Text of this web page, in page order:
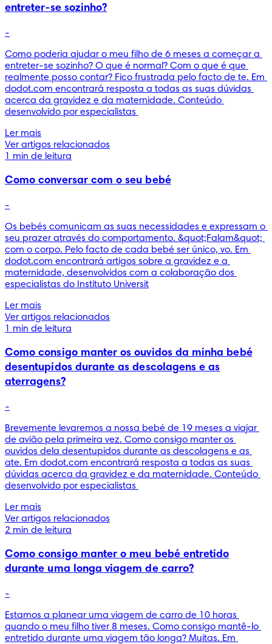
entreter-se sozinho?
-
Como poderia ajudar o meu filho de 6 meses a começar a
entreter-se sozinho? O que é normal? Com o que é que
realmente posso contar? Fico frustrada pelo facto de te. Em
dodot.com encontrará resposta a todas as suas dúvidas
acerca da gravidez e da maternidade. Conteúdo
desenvolvido por especialistas
Ler mais
Ver artigos relacionados
1 min de leitura
Como conversar com o seu bebé
-
Os bebés comunicam as suas necessidades e expressam o
seu prazer através do comportamento. &quot;Falam&quot;
com o corpo. Pelo facto de cada bebé ser único, vo. Em
dodot.com encontrará artigos sobre a gravidez e a
maternidade, desenvolvidos com a colaboração dos
especialistas do Instituto Universit
Ler mais
Ver artigos relacionados
1 min de leitura
Como consigo manter os ouvidos da minha bebé
desentupidos durante as descolagens e as
aterragens?
-
Brevemente levaremos a nossa bebé de 19 meses a viajar
de avião pela primeira vez. Como consigo manter os
ouvidos dela desentupidos durante as descolagens e as
ate. Em dodot.com encontrará resposta a todas as suas
dúvidas acerca da gravidez e da maternidade. Conteúdo
desenvolvido por especialistas
Ler mais
Ver artigos relacionados
2 min de leitura
Como consigo manter o meu bebé entretido
durante uma longa viagem de carro?
-
Estamos a planear uma viagem de carro de 10 horas
quando o meu filho tiver 8 meses. Como consigo mantê-lo
entretido durante uma viagem tão longa? Muitas. Em